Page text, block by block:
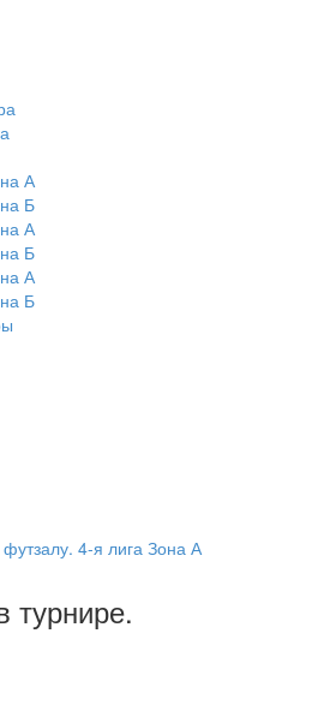
А
Б
А
Б
А
Б
4-я лига Зона А
турнире.